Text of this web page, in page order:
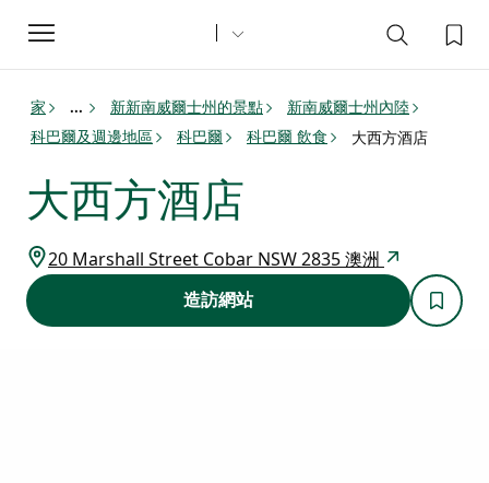
Toggle
navigation
家 ... 新新南威爾士州的景點
新南威爾士州內陸
科巴爾及週邊地區
科巴爾 科巴爾 飲食 大西方酒店
大西方酒店
20 Marshall Street Cobar NSW 2835 澳洲
造訪網站